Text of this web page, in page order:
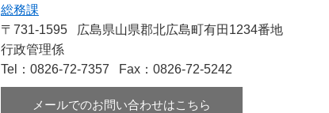
総務課
〒731-1595
広島県山県郡北広島町有田1234番地
行政管理係
Tel：0826-72-7357
Fax：0826-72-5242
メールでのお問い合わせはこちら